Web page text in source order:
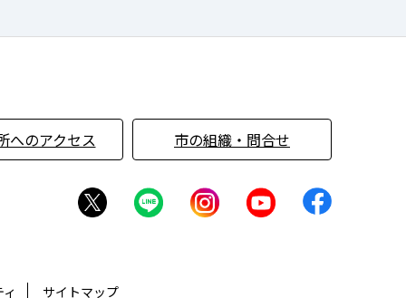
へのアクセス 市の組織・問合せ
サイトマップ